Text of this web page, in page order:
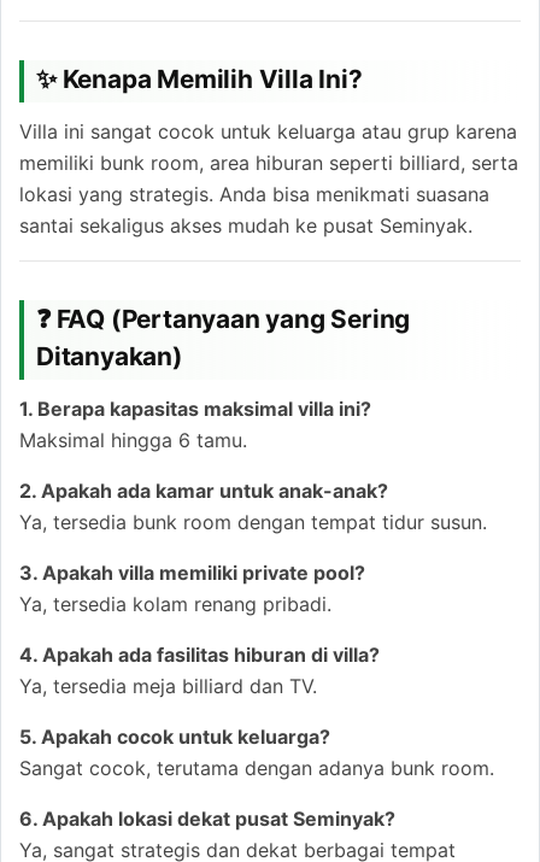
✨ Kenapa Memilih Villa Ini?
Villa ini sangat cocok untuk keluarga atau grup karena
memiliki bunk room, area hiburan seperti billiard, serta
lokasi yang strategis. Anda bisa menikmati suasana
santai sekaligus akses mudah ke pusat Seminyak.
❓ FAQ (Pertanyaan yang Sering
Ditanyakan)
1. Berapa kapasitas maksimal villa ini?
Maksimal hingga 6 tamu.
2. Apakah ada kamar untuk anak-anak?
Ya, tersedia bunk room dengan tempat tidur susun.
3. Apakah villa memiliki private pool?
Ya, tersedia kolam renang pribadi.
4. Apakah ada fasilitas hiburan di villa?
Ya, tersedia meja billiard dan TV.
5. Apakah cocok untuk keluarga?
Sangat cocok, terutama dengan adanya bunk room.
6. Apakah lokasi dekat pusat Seminyak?
Ya, sangat strategis dan dekat berbagai tempat